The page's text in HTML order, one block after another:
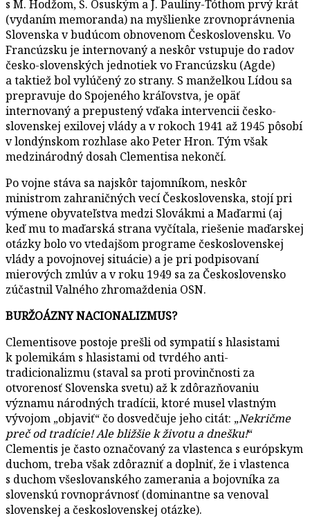
s M. Hodžom, Š. Osuským a J. Paulíny-Tóthom prvý krát
(vydaním memoranda) na myšlienke zrovnoprávnenia
Slovenska v budúcom obnovenom Československu. Vo
Francúzsku je internovaný a neskôr vstupuje do radov
česko-slovenských jednotiek vo Francúzsku (Agde)
a taktiež bol vylúčený zo strany. S manželkou Lídou sa
prepravuje do Spojeného kráľovstva, je opäť
internovaný a prepustený vďaka intervencii česko-
slovenskej exilovej vlády a v rokoch 1941 až 1945 pôsobí
v londýnskom rozhlase ako Peter Hron. Tým však
medzinárodný dosah Clementisa nekončí.
Po vojne stáva sa najskôr tajomníkom, neskôr
ministrom zahraničných vecí Československa, stojí pri
výmene obyvateľstva medzi Slovákmi a Maďarmi (aj
keď mu to maďarská strana vyčítala, riešenie maďarskej
otázky bolo vo vtedajšom programe československej
vlády a povojnovej situácie) a je pri podpisovaní
mierových zmlúv a v roku 1949 sa za Československo
zúčastnil Valného zhromaždenia OSN.
BURŽOÁZNY NACIONALIZMUS?
Clementisove postoje prešli od sympatií s hlasistami
k polemikám s hlasistami od tvrdého anti-
tradicionalizmu (staval sa proti provinčnosti za
otvorenosť Slovenska svetu) až k zdôrazňovaniu
významu národných tradícii, ktoré musel vlastným
vývojom „objaviť“ čo dosvedčuje jeho citát: „Nekričme
preč od tradície! Ale bližšie k životu a dnešku!“
Clementis je často označovaný za vlastenca s európskym
duchom, treba však zdôrazniť a doplniť, že i vlastenca
s duchom všeslovanského zamerania a bojovníka za
slovenskú rovnoprávnosť (dominantne sa venoval
slovenskej a československej otázke).